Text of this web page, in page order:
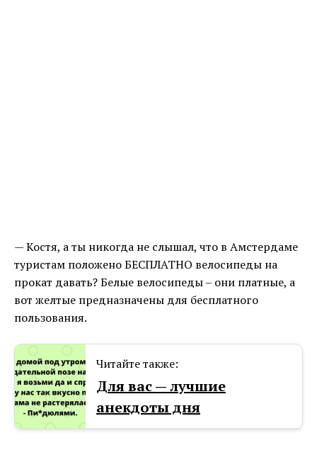
— Костя, а ты никогда не слышал, что в Амстердаме
туристам положено БЕСПЛАТНО велосипеды на
прокат давать? Белые велосипеды – они платные, а
вот желтые предназначены для бесплатного
пользования.
Читайте также:
Для вас — лучшие
анекдоты дня